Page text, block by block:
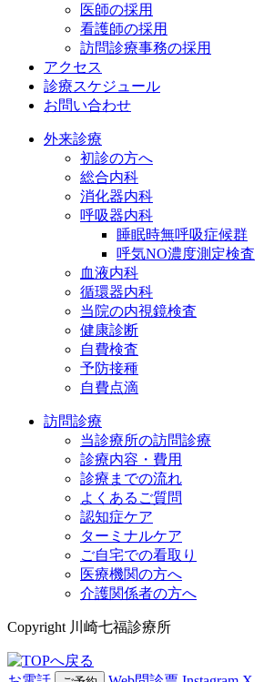
医師の採用
看護師の採用
訪問診療事務の採用
アクセス
診療スケジュール
お問い合わせ
外来診療
初診の方へ
総合内科
消化器内科
呼吸器内科
睡眠時無呼吸症候群
呼気NO濃度測定検査
血液内科
循環器内科
当院の内視鏡検査
健康診断
自費検査
予防接種
自費点滴
訪問診療
当診療所の訪問診療
診療内容・費用
診療までの流れ
よくあるご質問
認知症ケア
ターミナルケア
ご自宅での看取り
医療機関の方へ
介護関係者の方へ
Copyright 川崎七福診療所